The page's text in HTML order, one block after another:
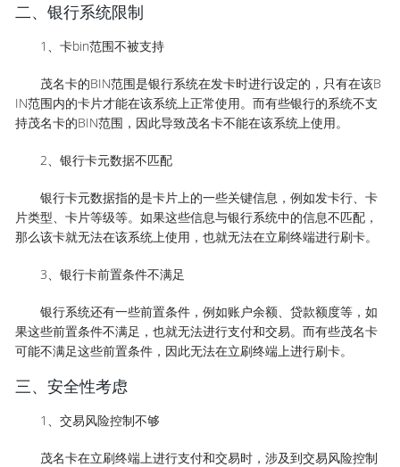
二、银行系统限制
1、卡bin范围不被支持
茂名卡的BIN范围是银行系统在发卡时进行设定的，只有在该B
IN范围内的卡片才能在该系统上正常使用。而有些银行的系统不支
持茂名卡的BIN范围，因此导致茂名卡不能在该系统上使用。
2、银行卡元数据不匹配
银行卡元数据指的是卡片上的一些关键信息，例如发卡行、卡
片类型、卡片等级等。如果这些信息与银行系统中的信息不匹配，
那么该卡就无法在该系统上使用，也就无法在立刷终端进行刷卡。
3、银行卡前置条件不满足
银行系统还有一些前置条件，例如账户余额、贷款额度等，如
果这些前置条件不满足，也就无法进行支付和交易。而有些茂名卡
可能不满足这些前置条件，因此无法在立刷终端上进行刷卡。
三、安全性考虑
1、交易风险控制不够
茂名卡在立刷终端上进行支付和交易时，涉及到交易风险控制